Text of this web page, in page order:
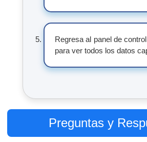
Regresa al panel de
para ver todos los datos
Preguntas y